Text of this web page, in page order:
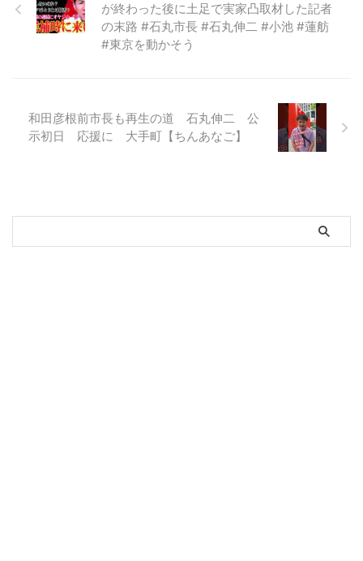
が終わった後に土足で実家凸取材した記者
の末路 #石丸市長 #石丸伸二 #小池 #蓮舫
#東京を動かそう
和田彦根前市長も再生の道 石丸伸二 公
示初日 応援に 大手町【ちんあなご】